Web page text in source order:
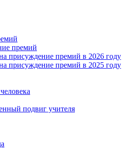
премий
присуждение премий в 2026 году
присуждение премий в 2025 году
подвиг учителя